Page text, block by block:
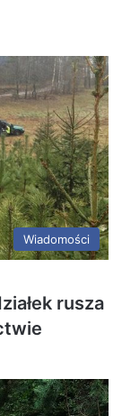
Wiadomości
rusza